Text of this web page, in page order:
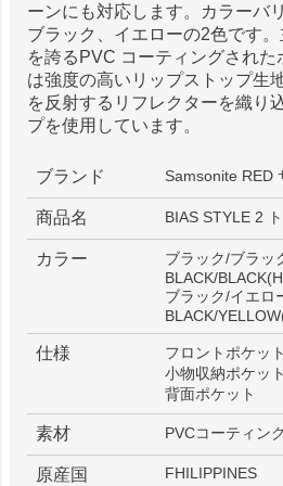
ーンにも対応します。カラーバ
ブラック、イエローの2色です
を誇るPVC コーティングされ
は強度の高いリップストップ生
を反射するリフレクターを織り
プを使用しています。
ブランド Samsonite RED
商品名 BIAS STYLE 2
カラー
ブラック/ブラッ
BLACK/
ブラック/イエロ
BLACK/
仕様
フロントポケット
小物収納ポケット
背面ポケット
素材 PVCコーティン
原産国 FHILIPPINES